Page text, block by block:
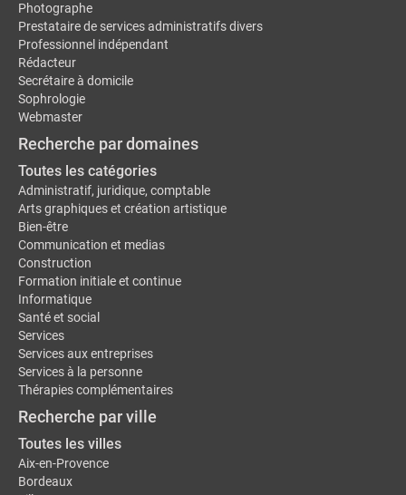
Photographe
Prestataire de services administratifs divers
Professionnel indépendant
Rédacteur
Secrétaire à domicile
Sophrologie
Webmaster
Recherche par domaines
Toutes les catégories
Administratif, juridique, comptable
Arts graphiques et création artistique
Bien-être
Communication et medias
Construction
Formation initiale et continue
Informatique
Santé et social
Services
Services aux entreprises
Services à la personne
Thérapies complémentaires
Recherche par ville
Toutes les villes
Aix-en-Provence
Bordeaux